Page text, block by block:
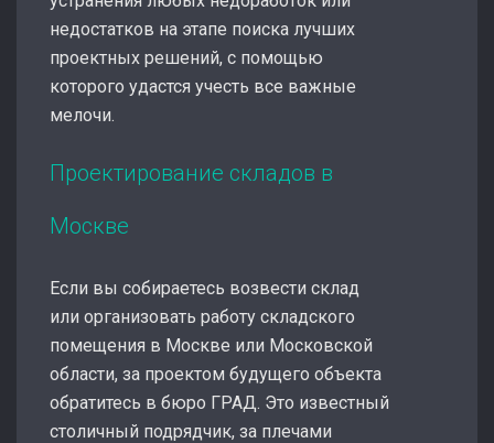
недостатков на этапе поиска лучших
проектных решений, с помощью
которого удастся учесть все важные
мелочи.
Проектирование складов в
Москве
Если вы собираетесь возвести склад
или организовать работу складского
помещения в Москве или Московской
области, за проектом будущего объекта
обратитесь в бюро ГРАД. Это известный
столичный подрядчик, за плечами